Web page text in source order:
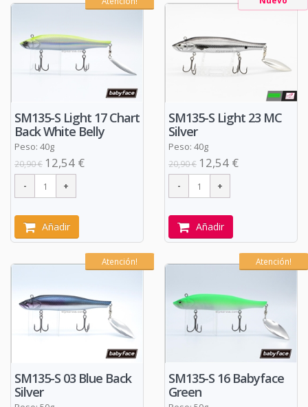
SM135-S Light 17 Chart
Back White Belly
Peso: 40g
20,90 € 12,54 €
Añadir
SM135-S Light 23 MC
Silver
Peso: 40g
20,90 € 12,54 €
Añadir
Atención!
SM135-S 03 Blue Back
Silver
Atención!
SM135-S 16 Babyface
Green